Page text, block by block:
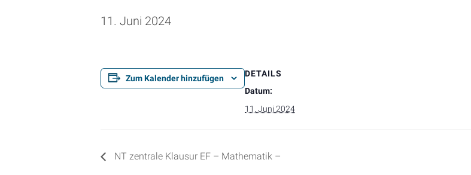
11. Juni 2024
Zum Kalender hinzufügen
DETAILS
Datum:
11. Juni 2024
NT zentrale Klausur EF – Mathematik –